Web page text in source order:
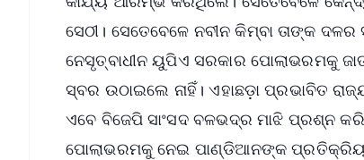
ସେଠୀ। ସେତେବେଳେ ନବୀନ କିମ୍ବା ତାଙ୍କ
ନେସୃତ୍ବାଧୀନ ୟୁପିଏ ସରକାର ପୋଲାଭରମକୁ
ସ୍ବର ଉଠାଇଲେ ନାହିଁ। ଏହାଛଡ଼ା ପ୍ରଭାବିତ
ଏବେ ବିଜେପି ସାଂସଦ ବଳଭଦ୍ର ମାଝି ପ୍ରଶ୍ନ
ପୋଲାଭରମକୁ ନେଇ ପାଣ୍ଡିଆନଙ୍କ